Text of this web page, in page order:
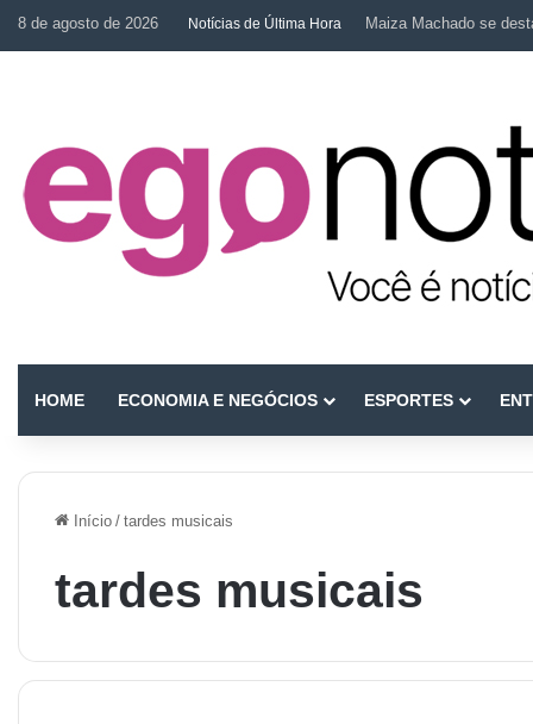
8 de agosto de 2026 Notícias de Última Hora Maiza Machado se
HOME ECONOMIA E NEGÓCIOS ESPORTES
Início / tardes musicais
tardes musicais